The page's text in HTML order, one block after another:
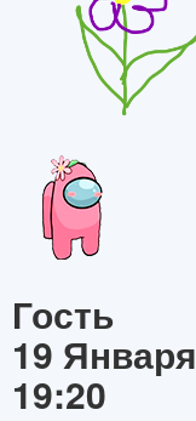
Гость
19 Января
19:20